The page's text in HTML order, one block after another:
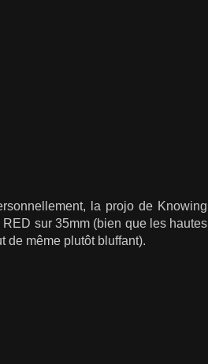
la projo de Knowing
sur 35mm (bien que les hautes
de même plutôt bluffant).